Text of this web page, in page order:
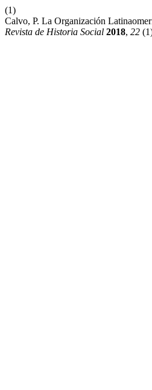
(1)
Calvo, P. La Organización
Revista de Historia Social 2018, 22